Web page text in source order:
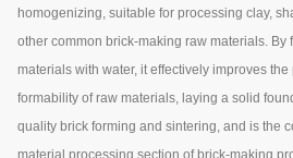
homogenizing, suitable for processing clay,
other common brick-making raw materials.
materials with water, it effectively improves the
formability of raw materials, laying a solid
quality brick forming and sintering, and is the
material processing section of brick-making